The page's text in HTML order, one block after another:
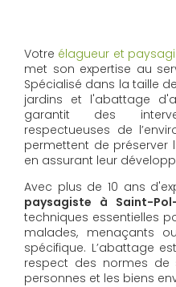
Votre élagueur et
met son expertise au
Spécialisé dans la taille
jardins et l'abattage
garantit des
respectueuses de
permettent de
en assurant leur
Avec plus de 10 ans
paysagiste à Saint-
techniques essentielles
malades, menaçants
spécifique. L’abattage
respect des normes de
personnes et les biens